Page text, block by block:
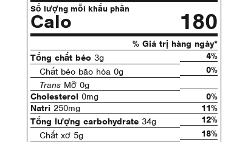
Số lượng mỗi khẩu phần
Calo 180
% Giá trị hàng ngày*
Tổng chất béo 3g
4%
Chất béo bão hòa 0g
0%
Trans Mỡ 0g
Cholesterol 0mg
0%
Natri 250mg
11%
Tổng lượng carbohydrate 34g
12%
Chất xơ 5g
18%